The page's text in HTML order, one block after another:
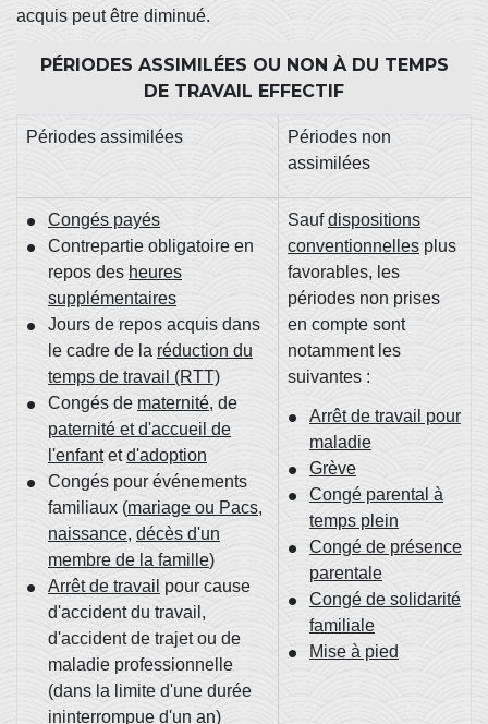
acquis peut être diminué.
PÉRIODES ASSIMILÉES OU NON À DU TEMPS
DE TRAVAIL EFFECTIF
Périodes assimilées
Périodes non
assimilées
Congés payés
Contrepartie obligatoire en
repos des heures
supplémentaires
Jours de repos acquis dans
le cadre de la réduction du
temps de travail (RTT)
Congés de maternité, de
paternité et d'accueil de
l'enfantetd'adoption
Congés pour événements
familiaux (mariage ou Pacs,
naissance, décès d'un
membre de la famille)
Arrêt de travail pour cause
d'accident du travail,
d'accident de trajet ou de
maladie professionnelle
(dans la limite d'une durée
ininterrompue d'un an)
Saufdispositions
conventionnelles plus
favorables, les
périodes non prises
en compte sont
notamment les
suivantes :
Arrêt de travail pour
maladie
Grève
Congé parental à
temps plein
Congé de présence
parentale
Congé de solidarité
familiale
Mise à pied